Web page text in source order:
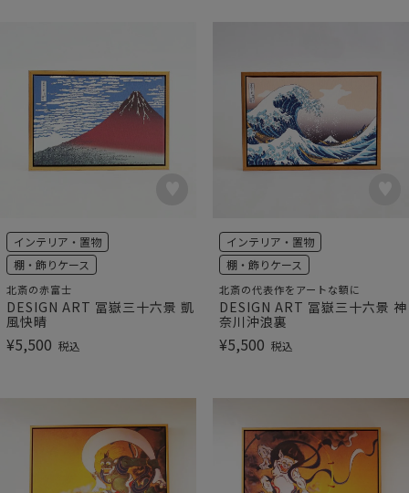
インテリア・置物
棚・飾りケース
北斎の赤富士
DESIGN ART 冨嶽三十六景 凱
風快晴
¥5,500 税込
インテリア・置物
棚・飾りケース
北斎の代表作をアートな額に
DESIGN ART 冨嶽三十六景 神
奈川沖浪裏
¥5,500 税込